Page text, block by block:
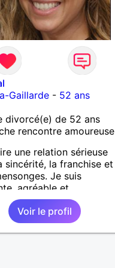
Gaillarde - 52 ans
divorcé(e) de 52 ans
rencontre amoureuse
une relation sérieuse
sincérité, la franchise et
Je suis
agréable et
tout en désirant
bons moments de
avec un homme
aller dans la même
Voir le profil